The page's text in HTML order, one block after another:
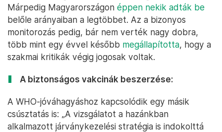
Márpedig Magyarországon éppen nekik adták be
belőle arányaiban a legtöbbet. Az a bizonyos
monitorozás pedig, bár nem verték nagy dobra,
több mint egy évvel később megállapította, hogy a
szakmai kritikák végig jogosak voltak.
A biztonságos vakcinák beszerzése:
A WHO-jóváhagyáshoz kapcsolódik egy másik
csúsztatás is: „A vizsgálatot a hazánkban
alkalmazott járványkezelési stratégia is indokolttá